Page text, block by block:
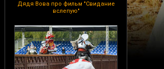
Дядя Вова про фильм "Свидание
вслепую"